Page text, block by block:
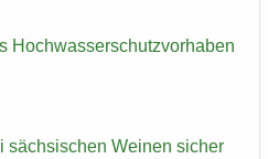
Hoch­was­ser­schutz­vor­ha­ben
säch­si­schen Wei­nen si­cher